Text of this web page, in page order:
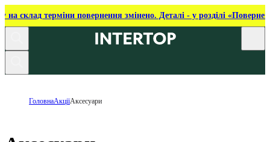
на склад терміни повернення змінено. Деталі - у розділі
ГоловнаАкціїАксесуари